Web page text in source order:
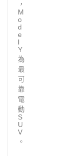
，
M
o
d
e
Y
為
最
可
靠
電
動
S
U
V
。